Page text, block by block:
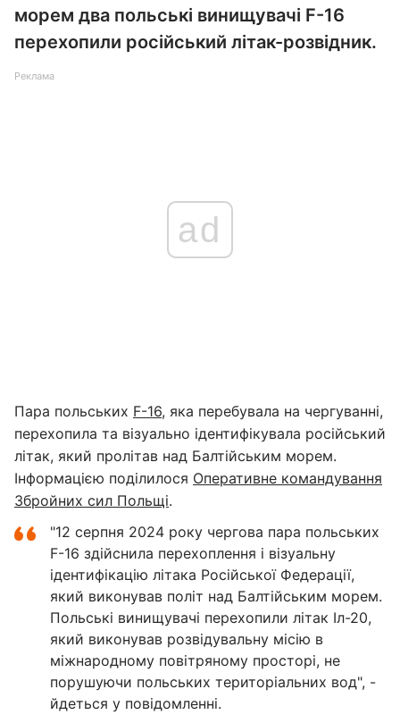
морем два польські винищувачі F-16
перехопили російський літак-розвідник.
Реклама
ad
Пара польських F-16, яка перебувала на чергуванні,
перехопила та візуально ідентифікувала російський
літак, який пролітав над Балтійським морем.
Інформацією поділилося Оперативне командування
Збройних сил Польщі.
"12 серпня 2024 року чергова пара польських
F-16 здійснила перехоплення і візуальну
ідентифікацію літака Російської Федерації,
який виконував політ над Балтійським морем.
Польські винищувачі перехопили літак Іл-20,
який виконував розвідувальну місію в
міжнародному повітряному просторі, не
порушуючи польських територіальних вод", -
йдеться у повідомленні.